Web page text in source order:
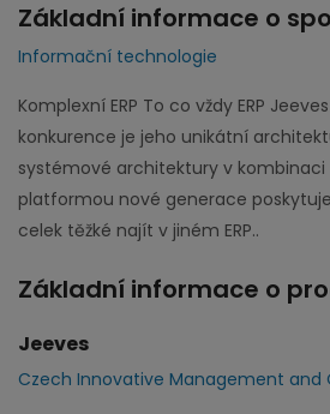
Základní informace o
Informační technologie
Komplexní ERP To co vždy ERP
konkurence je jeho unikátní
systémové architektury v kombinaci
platformou nové generace
celek těžké najít v jiném ERP..
Základní informace o
Jeeves
Czech Innovative Management and